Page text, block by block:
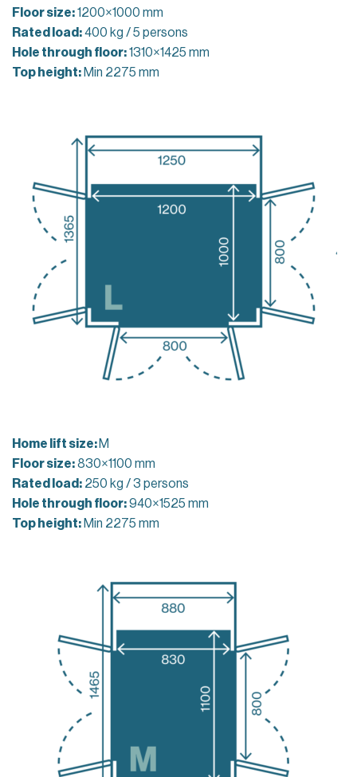
Floor size:1200×1000 mm
Rated load:400 kg / 5 persons
Hole through floor:1310×1425 mm
Top height: Min 2275 mm
‘
Home lift size: M
Floor size:830×1100 mm
Rated load: 250 kg / 3 persons
Hole through floor:940×1525 mm
Top height: Min 2275 mm